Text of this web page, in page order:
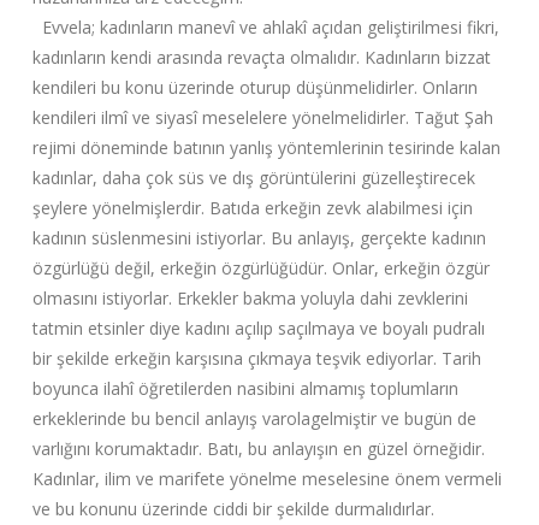
Evvela; kadınların manevî ve ahlakî açıdan geliştirilmesi fikri,
kadınların kendi arasında revaçta olmalıdır. Kadınların bizzat
kendileri bu konu üzerinde oturup düşünmelidirler. Onların
kendileri ilmî ve siyasî meselelere yönelmelidirler. Tağut Şah
rejimi döneminde batının yanlış yöntemlerinin tesirinde kalan
kadınlar, daha çok süs ve dış görüntülerini güzelleştirecek
şeylere yönelmişlerdir. Batıda erkeğin zevk alabilmesi için
kadının süslenmesini istiyorlar. Bu anlayış, gerçekte kadının
özgürlüğü değil, erkeğin özgürlüğüdür. Onlar, erkeğin özgür
olmasını istiyorlar. Erkekler bakma yoluyla dahi zevklerini
tatmin etsinler diye kadını açılıp saçılmaya ve boyalı pudralı
bir şekilde erkeğin karşısına çıkmaya teşvik ediyorlar. Tarih
boyunca ilahî öğretilerden nasibini almamış toplumların
erkeklerinde bu bencil anlayış varolagelmiştir ve bugün de
varlığını korumaktadır. Batı, bu anlayışın en güzel örneğidir.
Kadınlar, ilim ve marifete yönelme meselesine önem vermeli
ve bu konunu üzerinde ciddi bir şekilde durmalıdırlar.